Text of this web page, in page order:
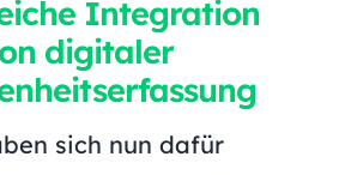
Integration
digitaler
sich nun dafür